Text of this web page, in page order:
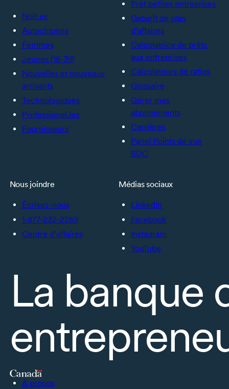
Noir.es
Autochtones
Femmes
Jeunes (18-39)
Nouvelles et nouveaux
arrivants
Technologiques
Professionel.les
Fournisseurs
Prêt petites entreprises
Gabarit de plan
d’affaires
Calculatrice de prêts
aux entreprises
Calculateurs de ratios
Glossaire
Gérer mes
abonnements
Carrières
Panel Points de vue
BDC
Nous joindre
Écrivez-nous
1-877-232-2269
Centre d’affaires
Médias sociaux
LinkedIn
Facebook
Instagram
YouTube
La banque
À propos